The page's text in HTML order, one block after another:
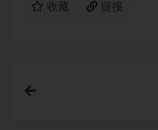
收藏 链接